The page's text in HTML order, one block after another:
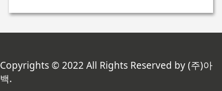
Copyrights © 2022 All Rights Reserved by (주)아
백.